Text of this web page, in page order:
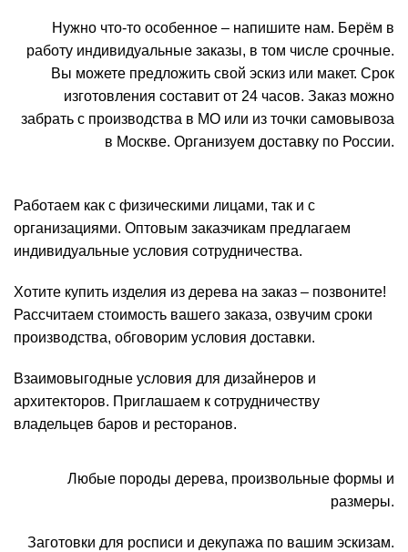
Нужно что-то особенное – напишите нам. Берём в
работу индивидуальные заказы, в том числе срочные.
Вы можете предложить свой эскиз или макет. Срок
изготовления составит от 24 часов. Заказ можно
забрать с производства в МО или из точки самовывоза
в Москве. Организуем доставку по России.
Работаем как с физическими лицами, так и с
организациями. Оптовым заказчикам предлагаем
индивидуальные условия сотрудничества.
Хотите купить изделия из дерева на заказ – позвоните!
Рассчитаем стоимость вашего заказа, озвучим сроки
производства, обговорим условия доставки.
Взаимовыгодные условия для дизайнеров и
архитекторов. Приглашаем к сотрудничеству
владельцев баров и ресторанов.
Любые породы дерева, произвольные формы и
размеры.
Заготовки для росписи и декупажа по вашим эскизам.